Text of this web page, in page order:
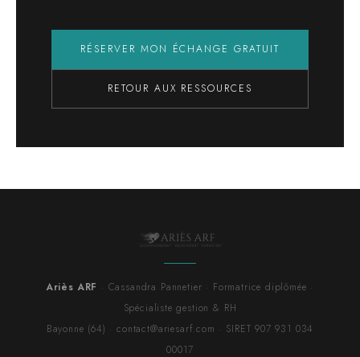
RÉSERVER MON ÉCHANGE GRATUIT
RETOUR AUX RESSOURCES
Ariès ARF · Cassandra Pannetier · Formatrice diplômée ·
Spécialiste gestion & RH
Bayonne (64) · contact@ariesarf.com · SIRET 907 931 034
00017